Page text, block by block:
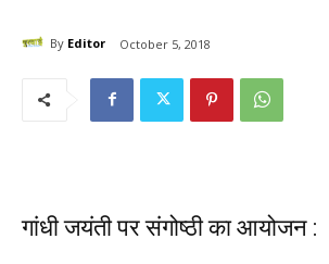
By Editor October 5, 2018
गांधी जयंती पर संगोष्ठी का आयोजन :